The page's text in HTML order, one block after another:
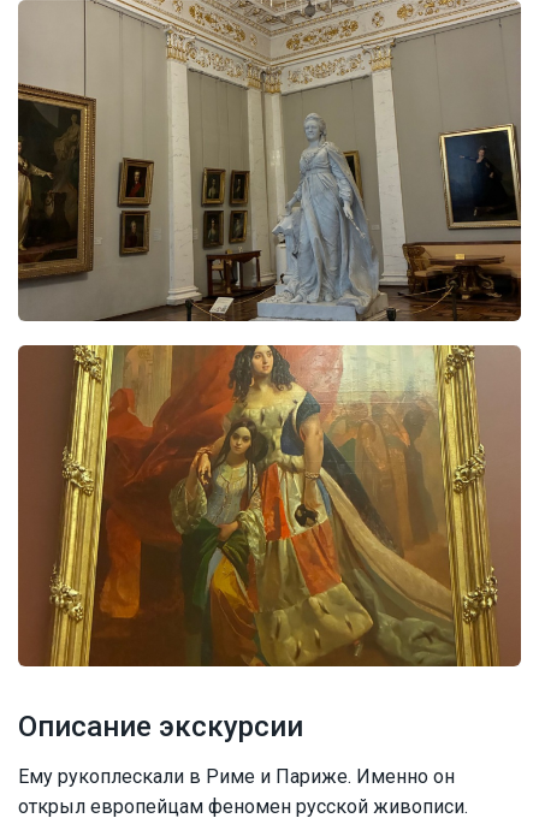
Описание экскурсии
Ему рукоплескали в Риме и Париже. Именно он
открыл европейцам феномен русской живописи.